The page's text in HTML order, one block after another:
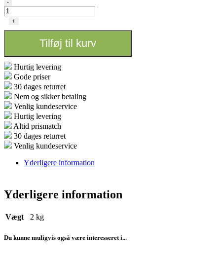
Samurai
-
+
Tilføj til kurv
Hurtig levering
Gode priser
30 dages returret
Nem og sikker betaling
Venlig kundeservice
Hurtig levering
Altid prismatch
30 dages returret
Venlig kundeservice
Yderligere information
Yderligere information
Vægt 2 kg
Du kunne muligvis også være interesseret i...